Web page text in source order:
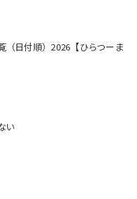
（日付順）2026【ひらつーま
い